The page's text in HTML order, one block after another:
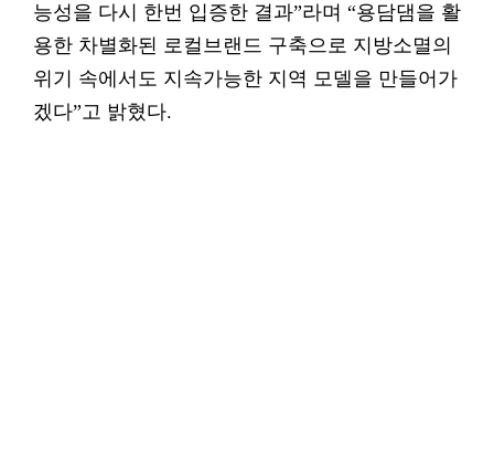
능성을 다시 한번 입증한 결과”라며 “용담댐을 활
용한 차별화된 로컬브랜드 구축으로 지방소멸의
위기 속에서도 지속가능한 지역 모델을 만들어가
겠다”고 밝혔다.